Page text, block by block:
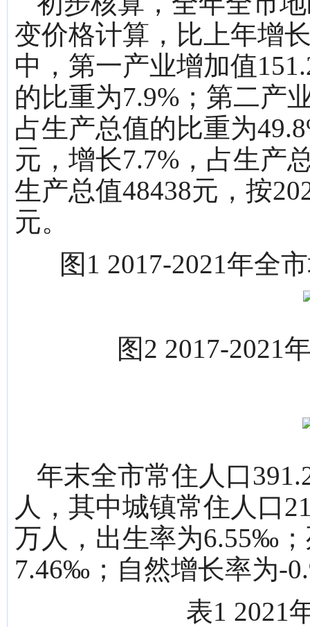
变价格计算，比上年增
中，第一产业增加值
的比重为7.9%；第二产
占生产总值的比重为
元，增长7.7%，占生产
生产总值48438元，按
元。
图1 2017-2021年全
图2 2017-2021
年末全市常住人口
人，其中城镇常住人口
万人，出生率为6.55‰
7.46‰；自然增长率为-
表1 2021